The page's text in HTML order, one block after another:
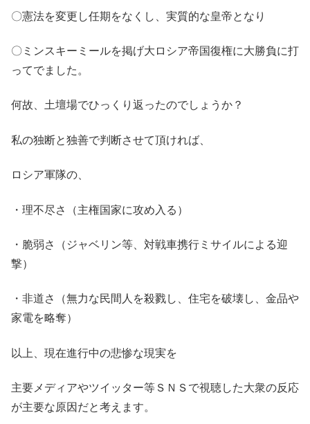
〇憲法を変更し任期をなくし、実質的な皇帝となり
〇ミンスキーミールを掲げ大ロシア帝国復権に大勝負に打
ってでました。
何故、土壇場でひっくり返ったのでしょうか？
私の独断と独善で判断させて頂ければ、
ロシア軍隊の、
・理不尽さ（主権国家に攻め入る）
・脆弱さ（ジャベリン等、対戦車携行ミサイルによる迎
撃）
・非道さ（無力な民間人を殺戮し、住宅を破壊し、金品や
家電を略奪）
以上、現在進行中の悲惨な現実を
主要メディアやツイッター等ＳＮＳで視聴した大衆の反応
が主要な原因だと考えます。